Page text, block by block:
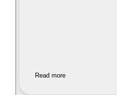
Read more